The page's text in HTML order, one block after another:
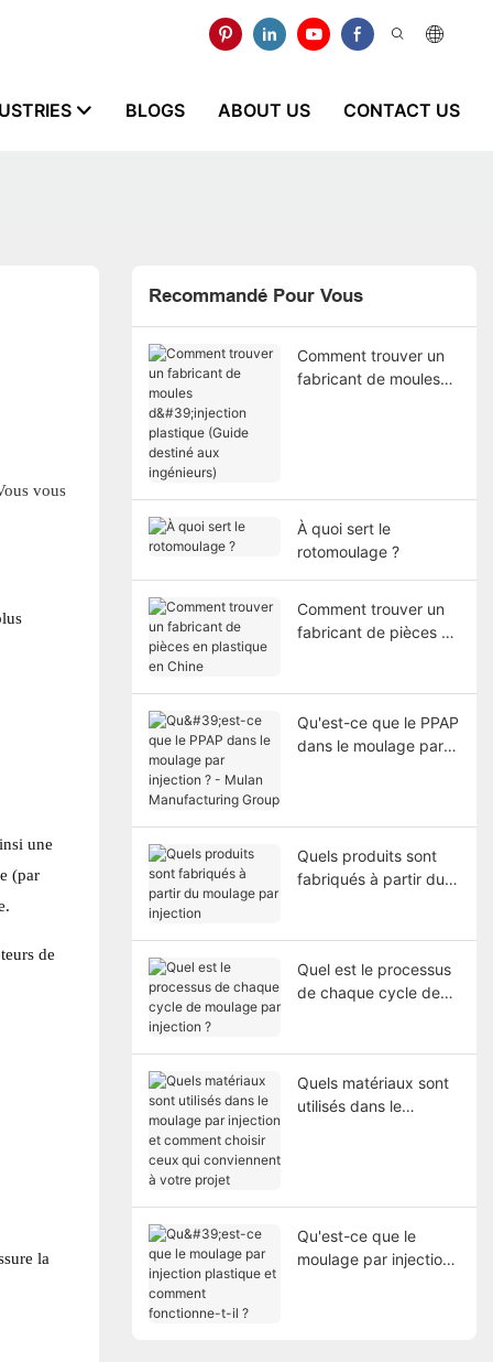
BLOGS ABOUT US CONTACT US
vous
une
(par
de
la
Recommandé Pour Vous
Comment trouver un
fabricant de moules
À quoi sert le
rotomoulage ?
Comment trouver un
fabricant de pièces en
Qu'est-ce que le PPAP
dans le moulage par
Quels produits sont
fabriqués à partir du
Quel est le processus
de chaque cycle de
Quels matériaux sont
utilisés dans le
Qu'est-ce que le
moulage par injection